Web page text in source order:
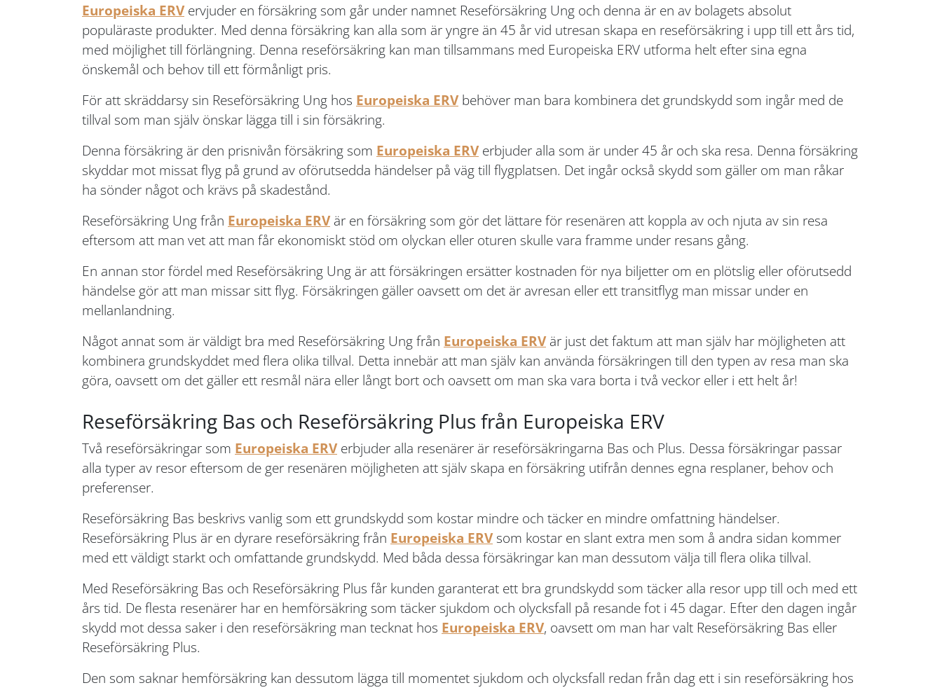
Europeiska ERVervjuder en försäkring som går under namnet Reseförsäkring Ung och denna är en av bolagets absolut
populäraste produkter. Med denna försäkring kan alla som är yngre än 45 år vid utresan skapa en reseförsäkring i upp till ett års tid,
med möjlighet till förlängning. Denna reseförsäkring kan man tillsammans med Europeiska ERV utforma helt efter sina egna
önskemål och behov till ett förmånligt pris.
För att skräddarsy sin Reseförsäkring Ung hos Europeiska ERVbehöver man bara kombinera det grundskydd som ingår med de
tillval som man själv önskar lägga till i sin försäkring.
Denna försäkring är den prisnivån försäkring som Europeiska ERVerbjuder alla som är under 45 år och ska resa. Denna försäkring
skyddar mot missat flyg på grund av oförutsedda händelser på väg till flygplatsen. Det ingår också skydd som gäller om man råkar
ha sönder något och krävs på skadestånd.
Reseförsäkring Ung från Europeiska ERVär en försäkring som gör det lättare för resenären att koppla av och njuta av sin resa
eftersom att man vet att man får ekonomiskt stöd om olyckan eller oturen skulle vara framme under resans gång.
En annan stor fördel med Reseförsäkring Ung är att försäkringen ersätter kostnaden för nya biljetter om en plötslig eller oförutsedd
händelse gör att man missar sitt flyg. Försäkringen gäller oavsett om det är avresan eller ett transitflyg man missar under en
mellanlandning.
Något annat som är väldigt bra med Reseförsäkring Ung från Europeiska ERVär just det faktum att man själv har möjligheten att
kombinera grundskyddet med flera olika tillval. Detta innebär att man själv kan använda försäkringen till den typen av resa man ska
göra, oavsett om det gäller ett resmål nära eller långt bort och oavsett om man ska vara borta i två veckor eller i ett helt år!
Reseförsäkring Bas och Reseförsäkring Plus från Europeiska ERV
Två reseförsäkringar som Europeiska ERVerbjuder alla resenärer är reseförsäkringarna Bas och Plus. Dessa försäkringar passar
alla typer av resor eftersom de ger resenären möjligheten att själv skapa en försäkring utifrån dennes egna resplaner, behov och
preferenser.
Reseförsäkring Bas beskrivs vanlig som ett grundskydd som kostar mindre och täcker en mindre omfattning händelser.
Reseförsäkring Plus är en dyrare reseförsäkring från Europeiska ERVsom kostar en slant extra men som å andra sidan kommer
med ett väldigt starkt och omfattande grundskydd. Med båda dessa försäkringar kan man dessutom välja till flera olika tillval.
Med Reseförsäkring Bas och Reseförsäkring Plus får kunden garanterat ett bra grundskydd som täcker alla resor upp till och med ett
års tid. De flesta resenärer har en hemförsäkring som täcker sjukdom och olycksfall på resande fot i 45 dagar. Efter den dagen ingår
skydd mot dessa saker i den reseförsäkring man tecknat hos Europeiska ERV, oavsett om man har valt Reseförsäkring Bas eller
Reseförsäkring Plus.
Den som saknar hemförsäkring kan dessutom lägga till momentet sjukdom och olycksfall redan från dag ett i sin reseförsäkring hos